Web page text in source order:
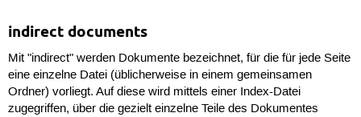
indirect documents
Mit "indirect" werden Dokumente bezeichnet, für die für jede Seite
eine einzelne Datei (üblicherweise in einem gemeinsamen
Ordner) vorliegt. Auf diese wird mittels einer Index-Datei
zugegriffen, über die gezielt einzelne Teile des Dokumentes